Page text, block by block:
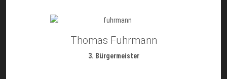
Thomas Fuhrmann
3. Bürgermeister